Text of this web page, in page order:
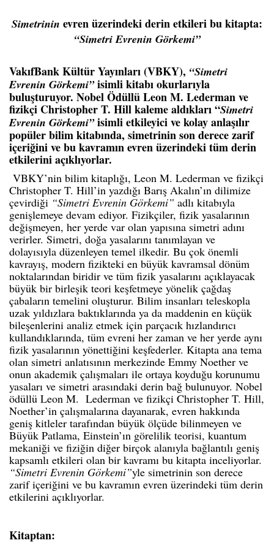
Simetrinin evren üzerindeki derin etkileri bu kitapta:
“Simetri Evrenin Görkemi”
VakıfBank Kültür Yayınları (VBKY), “Simetri
Evrenin Görkemi”isimli kitabı okurlarıyla
buluşturuyor. Nobel Ödüllü Leon M. Lederman ve
fizikçi Christopher T. Hill kaleme aldıkları “Simetri
Evrenin Görkemi”isimlietkileyici ve kolay anlaşılır
popüler bilim kitabında, simetrinin son derece zarif
içeriğini ve bu kavramın evren üzerindeki tüm derin
etkilerini açıklıyorlar.
VBKY’nin bilim kitaplığı, Leon M. Lederman ve fizikçi
Christopher T. Hill’in yazdığı Barış Akalın’ın dilimize
çevirdiği “Simetri Evrenin Görkemi” adlı kitabıyla
genişlemeye devam ediyor. Fizikçiler, fizik yasalarının
değişmeyen, her yerde var olan yapısına simetri adını
verirler. Simetri, doğa yasalarını tanımlayan ve
dolayısıyla düzenleyen temel ilkedir. Bu çok önemli
kavrayış, modern fizikteki en büyük kavramsal dönüm
noktalarından biridir ve tüm fizik yasalarını açıklayacak
büyük bir birleşik teori keşfetmeye yönelik çağdaş
çabaların temelini oluşturur. Bilim insanları teleskopla
uzak yıldızlara baktıklarında ya da maddenin en küçük
bileşenlerini analiz etmek için parçacık hızlandırıcı
kullandıklarında, tüm evreni her zaman ve her yerde aynı
fizik yasalarının yönettiğini keşfederler. Kitapta ana tema
olan simetri anlatısının merkezinde Emmy Noether ve
onun akademik çalışmaları ile ortaya koyduğu korunumu
yasaları ve simetri arasındaki derin bağ bulunuyor. Nobel
ödüllü Leon M. Lederman ve fizikçi Christopher T. Hill,
Noether’in çalışmalarına dayanarak, evren hakkında
geniş kitleler tarafından büyük ölçüde bilinmeyen ve
Büyük Patlama, Einstein’ın görelilik teorisi, kuantum
mekaniği ve fiziğin diğer birçok alanıyla bağlantılı geniş
kapsamlı etkileri olan bir kavramı bu kitapta inceliyorlar.
“Simetri Evrenin Görkemi”yle simetrinin son derece
zarif içeriğini ve bu kavramın evren üzerindeki tüm derin
etkilerini açıklıyorlar.
Kitaptan: